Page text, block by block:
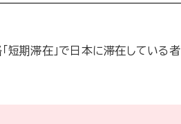
短期滞在」で日本に滞在している